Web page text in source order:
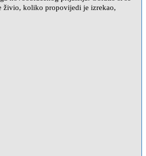
živio, koliko propovijedi je izrekao,